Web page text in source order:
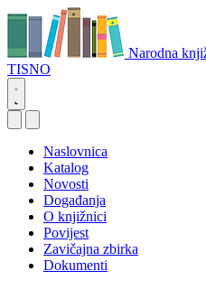
Narodna
TISNO
Naslovnica
Katalog
Novosti
Događanja
O knjižnici
Povijest
Zavičajna zbirka
Dokumenti